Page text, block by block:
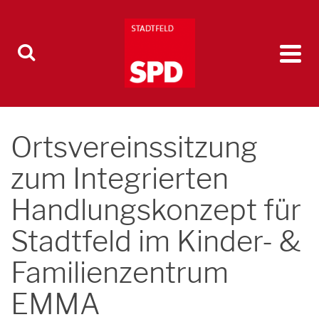
Ortsvereinssitzung
zum Integrierten
Handlungskonzept für
Stadtfeld im Kinder- &
Familienzentrum
EMMA